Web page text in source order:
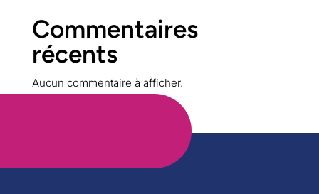
Commentaires
récents
Aucun commentaire à afficher.